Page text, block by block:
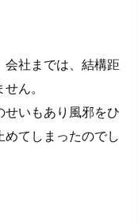
社までは、結構距
ん。
いもあり風邪をひ
てしまったのでし